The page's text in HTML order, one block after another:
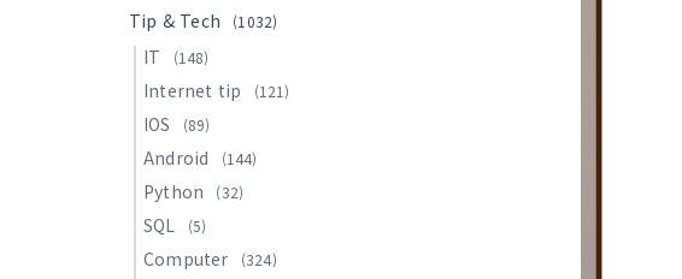
Tip & Tech (1032)
IT (148)
Internet tip (121)
IOS (89)
Android (144)
Python (32)
SQL (5)
Computer (324)